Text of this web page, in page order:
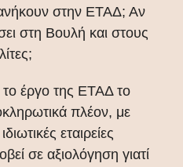
στην ΕΤΑΔ; Αν
στη Βουλή και στους
έργο της ΕΤΑΔ το
πλέον, με
εταιρείες
σε αξιολόγηση γιατί